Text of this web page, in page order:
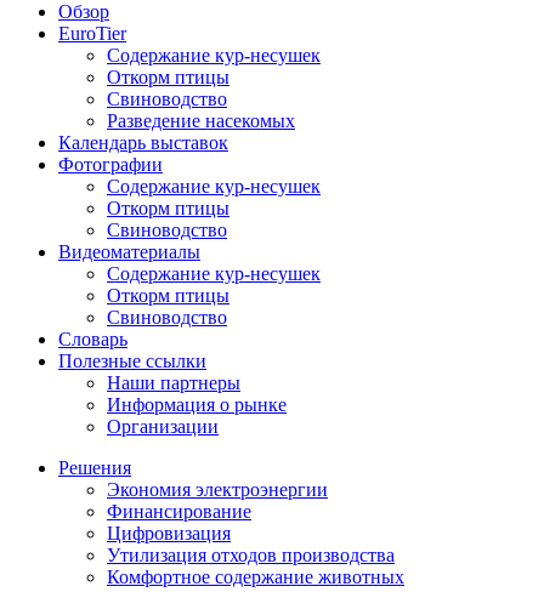
Обзор
EuroTier
Содержание кур-несушек
Откорм птицы
Свиноводство
Разведение насекомых
Календарь выставок
Фотографии
Содержание кур-несушек
Откорм птицы
Свиноводство
Видеоматериалы
Содержание кур-несушек
Откорм птицы
Свиноводство
Словарь
Полезные ссылки
Наши партнеры
Информация о рынке
Организации
Решения
Экономия электроэнергии
Финансирование
Цифровизация
Утилизация отходов производства
Комфортное содержание животных